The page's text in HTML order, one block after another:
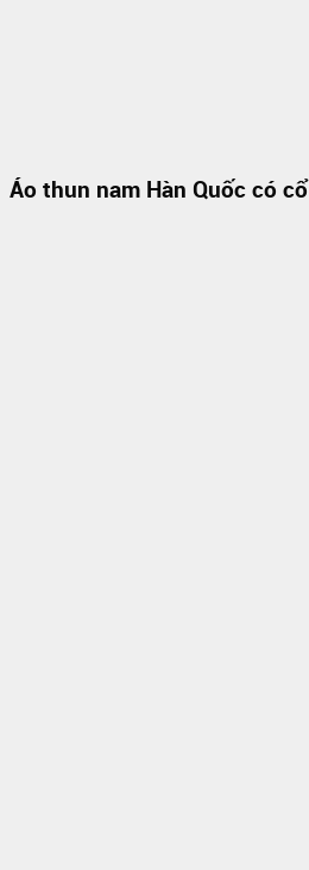
Áo thun nam Hàn Quốc có cổ